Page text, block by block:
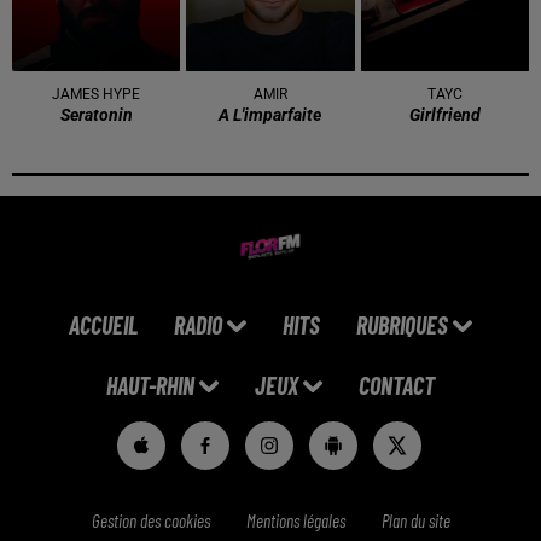
JAMES HYPE
Seratonin
AMIR
A L'imparfaite
TAYC
Girlfriend
ACCUEIL RADIO HITS RUBRIQUES
HAUT-RHIN JEUX CONTACT
Gestion des cookies Mentions légales Plan du site